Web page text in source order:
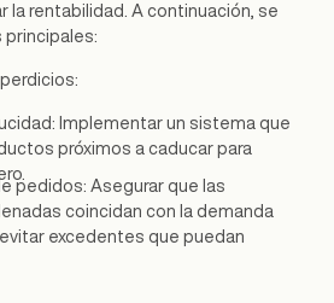
la rentabilidad. A continuación, se
principales:
Implementar un sistema que
próximos a caducar para
pedidos: Asegurar que las
coincidan con la demanda
excedentes que puedan